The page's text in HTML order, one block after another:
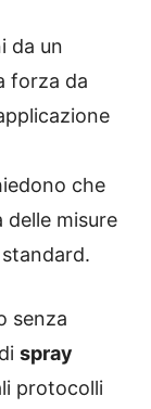
da un
forza da
che
delle misure
senza
spray
protocolli